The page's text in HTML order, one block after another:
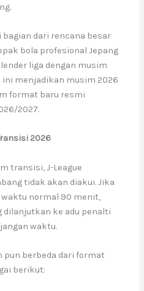
dari rencana besar
bola profesional Jepang
liga dengan musim
ini menjadikan musim 2026
format baru resmi
2027.
2026
transisi, J-League
tidak akan diakui. Jika
normal 90 menit,
dilanjutkan ke adu penalti
waktu.
pun berbeda dari format
berikut: